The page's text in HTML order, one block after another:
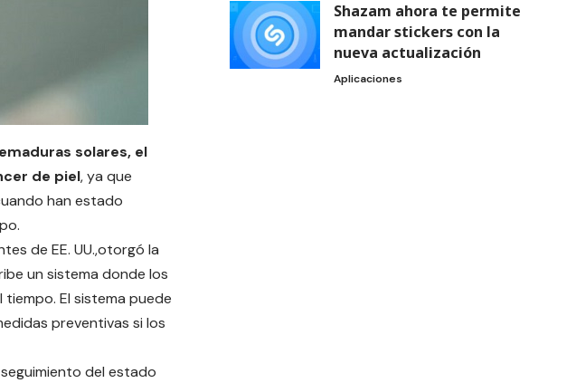
solares, el
de piel, ya que
han estado
de EE. UU.,otorgó la
un sistema donde los
El sistema puede
preventivas si los
del estado
Shazam ahora te permite
mandar stickers con la
nueva actualización
Aplicaciones